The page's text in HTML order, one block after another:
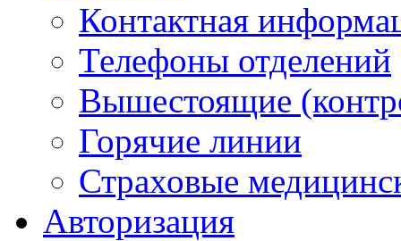
Контактная
Телефоны отделений
Вышестоящие
Горячие линии
Страховые
Авторизация